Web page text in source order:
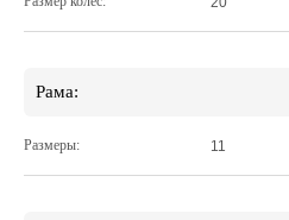
Рама:
Размеры: 11